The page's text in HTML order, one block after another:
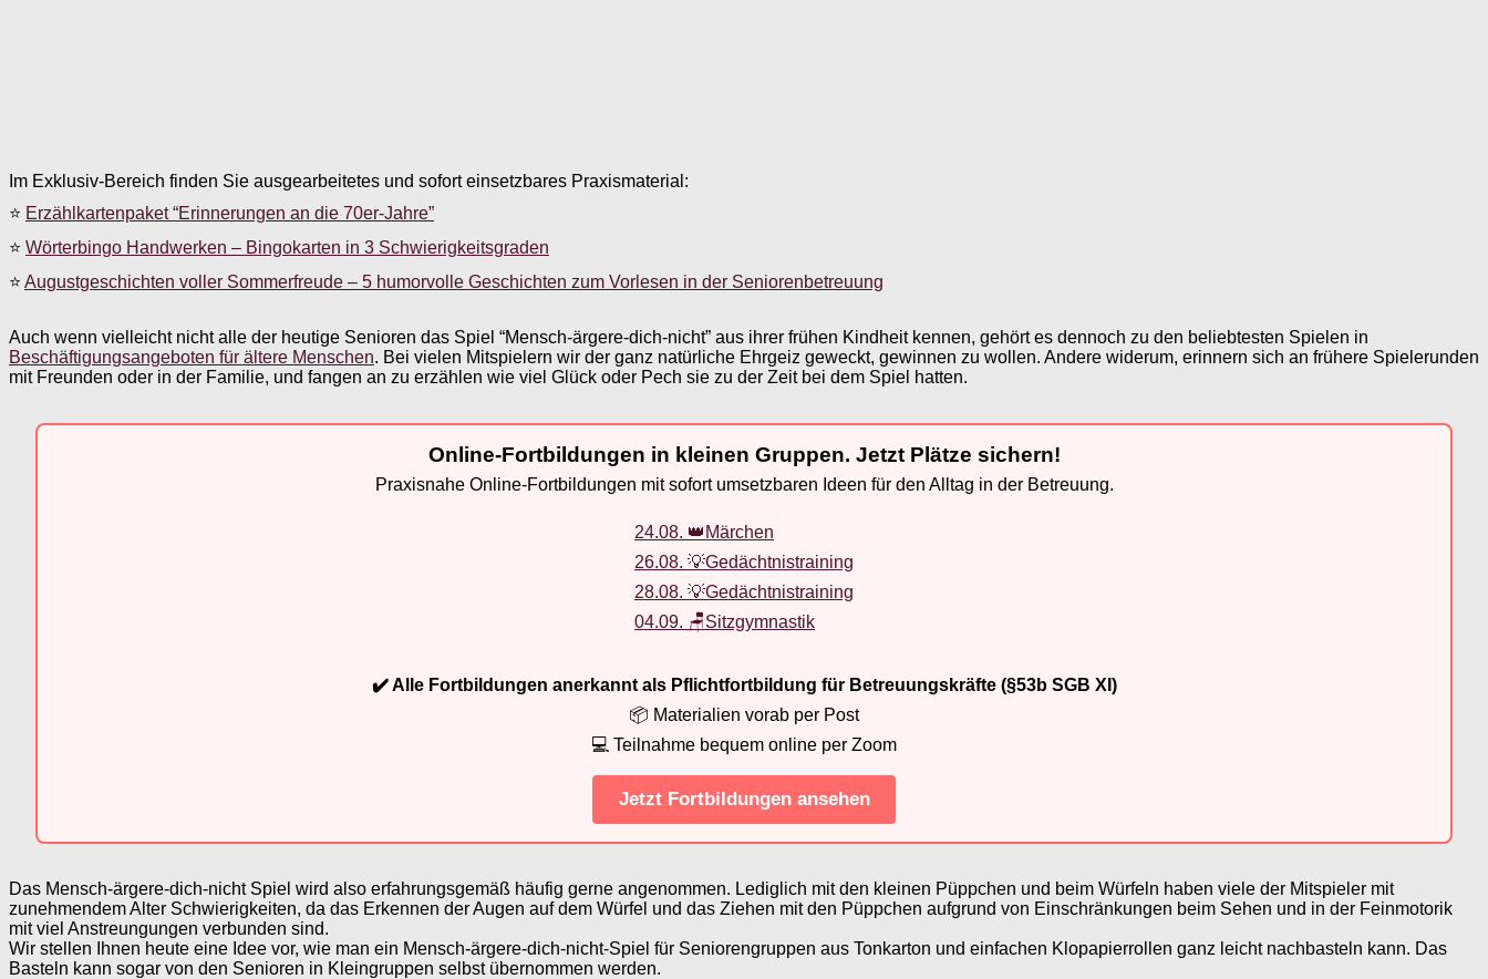
Im Exklusiv-Bereich finden Sie ausgearbeitetes und sofort einsetzbares Praxismaterial:
⭐ Erzählkartenpaket “Erinnerungen an die 70er-Jahre”
⭐ Wörterbingo Handwerken – Bingokarten in 3 Schwierigkeitsgraden
⭐ Augustgeschichten voller Sommerfreude – 5 humorvolle Geschichten zum Vorlesen in der Seniorenbetreuung
Auch wenn vielleicht nicht alle der heutige Senioren das Spiel “Mensch-ärgere-dich-nicht” aus ihrer frühen Kindheit kennen, gehört es dennoch zu den beliebtesten Spielen in
Beschäftigungsangeboten für ältere Menschen. Bei vielen Mitspielern wir der ganz natürliche Ehrgeiz geweckt, gewinnen zu wollen. Andere widerum, erinnern sich an frühere Spielerunden
mit Freunden oder in der Familie, und fangen an zu erzählen wie viel Glück oder Pech sie zu der Zeit bei dem Spiel hatten.
Online-Fortbildungen in kleinen Gruppen. Jetzt Plätze sichern!
Praxisnahe Online-Fortbildungen mit sofort umsetzbaren Ideen für den Alltag in der Betreuung.
24.08. 👑Märchen
26.08. 💡Gedächtnistraining
28.08. 💡Gedächtnistraining
04.09. 🪑Sitzgymnastik
✔️ Alle Fortbildungen anerkannt als Pflichtfortbildung für Betreuungskräfte (§53b SGB XI)
📦 Materialien vorab per Post
💻 Teilnahme bequem online per Zoom
Jetzt Fortbildungen ansehen
Das Mensch-ärgere-dich-nicht Spiel wird also erfahrungsgemäß häufig gerne angenommen. Lediglich mit den kleinen Püppchen und beim Würfeln haben viele der Mitspieler mit
zunehmendem Alter Schwierigkeiten, da das Erkennen der Augen auf dem Würfel und das Ziehen mit den Püppchen aufgrund von Einschränkungen beim Sehen und in der Feinmotorik
mit viel Anstreungungen verbunden sind.
Wir stellen Ihnen heute eine Idee vor, wie man ein Mensch-ärgere-dich-nicht-Spiel für Seniorengruppen aus Tonkarton und einfachen Klopapierrollen ganz leicht nachbasteln kann. Das
Basteln kann sogar von den Senioren in Kleingruppen selbst übernommen werden.